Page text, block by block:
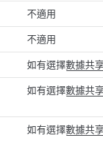
不適用
不適用
如有選擇數據共
如有選擇數據共
如有選擇數據共